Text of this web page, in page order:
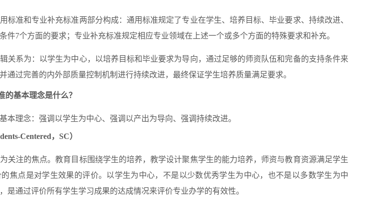
标准和专业补充标准两部分构成：通用标准规定了专业在学生、培养目标、毕业要求、持续改进、
件7个方面的要求；专业补充标准规定相应专业领域在上述一个或多个方面的特殊要求和补充。
关系为：以学生为中心，以培养目标和毕业要求为导向，通过足够的师资队伍和完备的支持条件来
通过完善的内外部质量控制机制进行持续改进，最终保证学生培养质量满足要求。
的基本理念是什么？
本理念：强调以学生为中心、强调以产出为导向、强调持续改进。
Centered，SC）
关注的焦点。教育目标围绕学生的培养，教学设计聚焦学生的能力培养，师资与教育资源满足学生
焦点是对学生效果的评价。以学生为中心，不是以少数优秀学生为中心，也不是以多数学生为中
，是通过评价所有学生学习成果的达成情况来评价专业办学的有效性。